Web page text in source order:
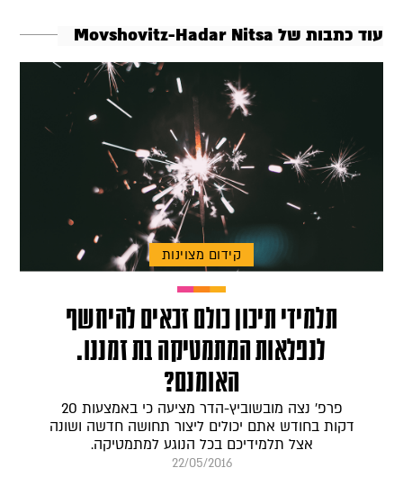
עוד כתבות של Movshovitz-Hadar Nitsa
קידום מצוינות
תלמידי תיכון כולם זכאים להיחשף
לנפלאות המתמטיקה בת זמננו.
האומנם?
פרפ' נצה מובשוביץ-הדר מציעה כי באמצעות 20
דקות בחודש אתם יכולים ליצור תחושה חדשה ושונה
אצל תלמידיכם בכל הנוגע למתמטיקה.
22/05/2016